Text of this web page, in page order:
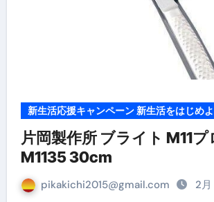
新生活応援キャンペーン 新生活をはじめ
片岡製作所 ブライト M11プ
M1135 30cm
pikakichi2015@gmail.com 2